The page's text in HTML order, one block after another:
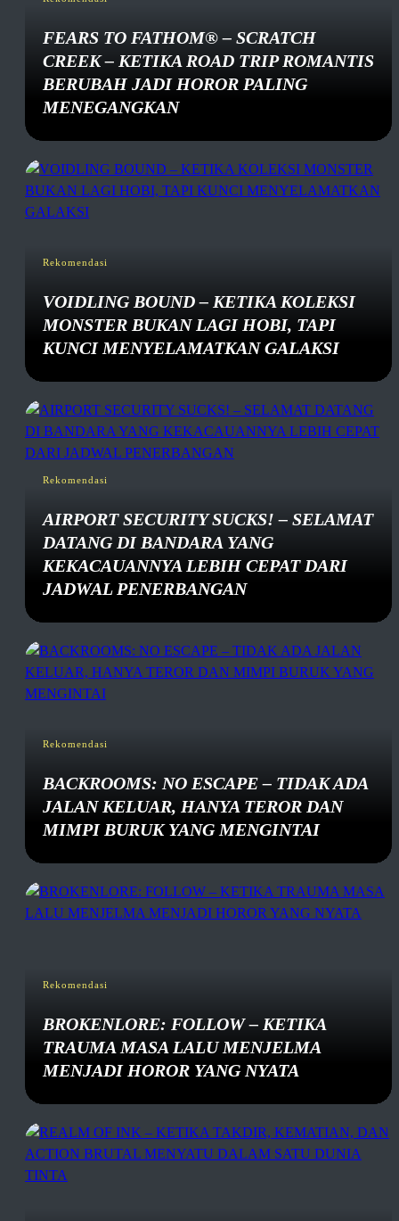
FEARS TO FATHOM® – SCRATCH
CREEK – KETIKA ROAD TRIP ROMANTIS
BERUBAH JADI HOROR PALING
MENEGANGKAN
Rekomendasi
VOIDLING BOUND – KETIKA KOLEKSI
MONSTER BUKAN LAGI HOBI, TAPI
KUNCI MENYELAMATKAN GALAKSI
Rekomendasi
AIRPORT SECURITY SUCKS! – SELAMAT
DATANG DI BANDARA YANG
KEKACAUANNYA LEBIH CEPAT DARI
JADWAL PENERBANGAN
Rekomendasi
BACKROOMS: NO ESCAPE – TIDAK ADA
JALAN KELUAR, HANYA TEROR DAN
MIMPI BURUK YANG MENGINTAI
Rekomendasi
BROKENLORE: FOLLOW – KETIKA
TRAUMA MASA LALU MENJELMA
MENJADI HOROR YANG NYATA